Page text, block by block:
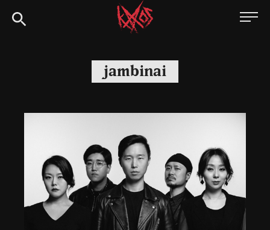
Siirry
suoraan
Kaaoszine
jambinai